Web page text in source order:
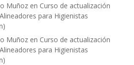
Muñozen Curso de actualización
para Higienistas
Muñozen Curso de actualización
para Higienistas